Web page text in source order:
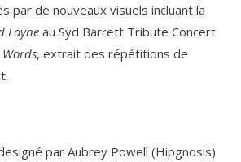
par de nouveaux visuels incluant la
Layne au Syd Barrett Tribute Concert
Words, extrait des répétitions de
par Aubrey Powell (Hipgnosis)